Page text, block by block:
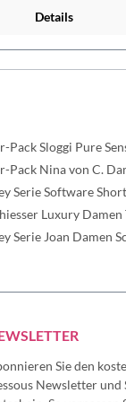
sich Wäsche, die Sie
Everyday Body
mit Second-
elastisch für
Perfekt für Alltag,
jeden
69 %
Details
Pack Sloggi Pure
Pack Nina von C.
Serie Software
Luxury
Serie Joan Damen
Sie den
Newsletter und